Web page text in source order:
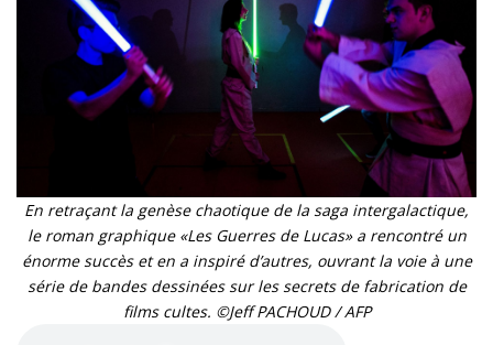
En retraçant la genèse chaotique de la saga intergalactique,
le roman graphique «Les Guerres de Lucas» a rencontré un
énorme succès et en a inspiré d’autres, ouvrant la voie à une
série de bandes dessinées sur les secrets de fabrication de
films cultes. ©Jeff PACHOUD / AFP